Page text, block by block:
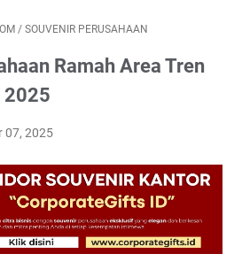
/ SOUVENIR PERUSAHAAN
Ramah Area Tren
2025
07, 2025